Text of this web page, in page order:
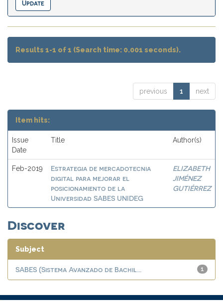
Results 1-1 of 1 (Search time: 0.001 seconds).
previous 1 next
Item hits:
Issue
Date
Title Author(s)
Feb-2019
Estrategia de mercadotecnia
digital para mejorar el
posicionamiento de la
Universidad SABES UNIDEG
ELIZABETH
JIMÉNEZ
GUTIÉRREZ
Discover
Subject
1
SABES (Sistema Avanzado de Bachil...